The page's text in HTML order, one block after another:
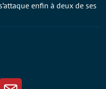
RSS Newsletter
enfin à deux de ses